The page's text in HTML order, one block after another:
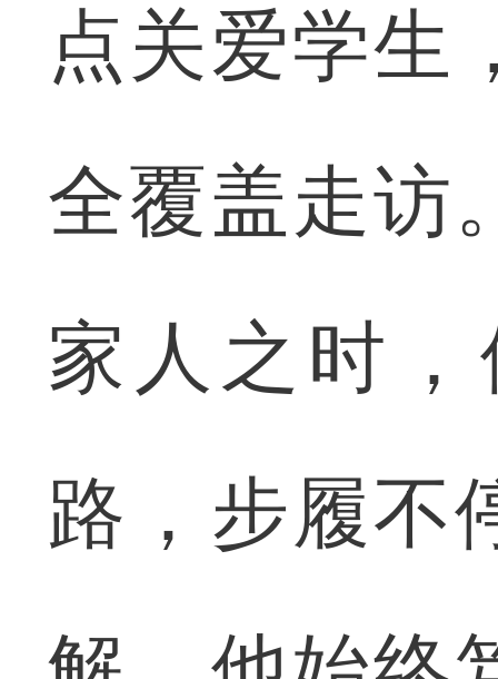
点关爱学生
全覆盖走访
家人之时
路，步履不